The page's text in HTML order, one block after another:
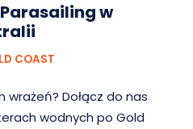
w
COAST
Dołącz do nas
wodnych po Gold